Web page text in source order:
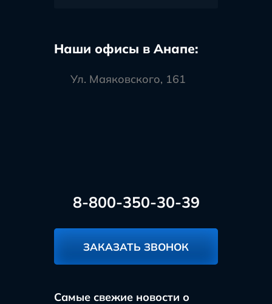
Наши офисы в Анапе:
Ул. Маяковского, 161
8-800-350-30-39
ЗАКАЗАТЬ ЗВОНОК
Самые свежие новости о